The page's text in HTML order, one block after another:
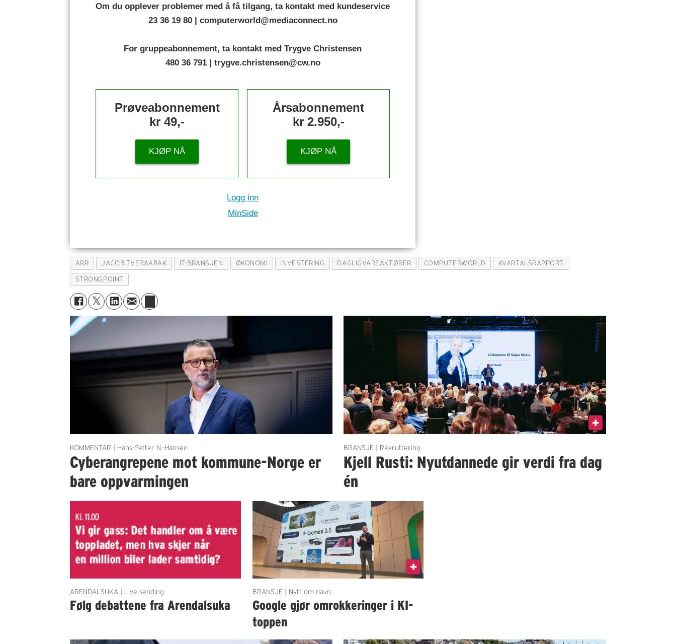
Om du opplever problemer med å få tilgang, ta kontakt med kundeservice
23 36 19 80 | computerworld@mediaconnect.no
For gruppeabonnement, ta kontakt med Trygve Christensen
480 36 791 | trygve.christensen@cw.no
Prøveabonnement
kr 49,-
KJØP NÅ
Årsabonnement
kr 2.950,-
KJØP NÅ
Logg inn
MinSide
ARR JACOB TVERAABAK IT-BRANSJEN ØKONOMI INVESTERING DAGLIGVAREAKTØRER COMPUTERWORLD KVARTALSRAPPORT
STRONGPOINT
KOMMENTAR | Hans-Petter N.-Hansen
Cyberangrepene mot kommune-Norge er
bare oppvarmingen
BRANSJE | Rekruttering
Kjell Rusti: Nyutdannede gir verdi fra dag
én
ARENDALSUKA | Live sending
Følg debattene fra Arendalsuka
BRANSJE | Nytt om navn
Google gjør omrokkeringer i KI-
toppen